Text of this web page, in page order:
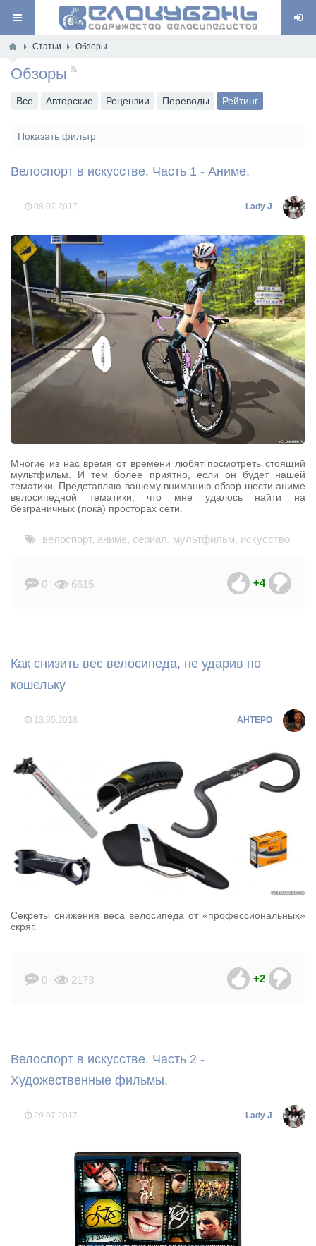
Статьи Обзоры
Обзоры RSS
Все Авторские Рецензии Переводы Рейтинг
Показать фильтр
Велоспорт в искусстве. Часть 1 - Аниме.
08.07.2017 Lady J
Многие из нас время от времени любят посмотреть стоящий
мультфильм. И тем более приятно, если он будет нашей
тематики. Представляю вашему вниманию обзор шести аниме
велосипедной тематики, что мне удалось найти на
безграничных (пока) просторах сети.
велоспорт, аниме, сериал, мультфильм, искусство
0 6615 +4
Как снизить вес велосипеда, не ударив по
кошельку
13.05.2018 AHTEPO
Секреты снижения веса велосипеда от «профессиональных»
скряг.
0 2173 +2
Велоспорт в искусстве. Часть 2 -
Художественные фильмы.
29.07.2017 Lady J